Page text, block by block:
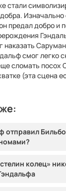
стали
предал добро и
наказать
смог легко
сломать посох
(эта сцена
отправил
колец»